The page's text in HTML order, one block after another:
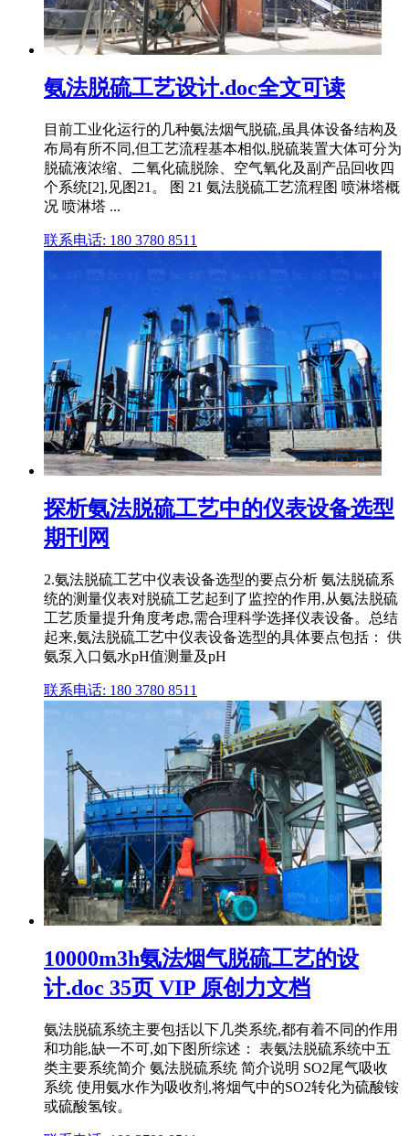
氨法脱硫工艺设计.doc全文可读
目前工业化运行的几种氨法烟气脱硫,虽具体设备结构及
布局有所不同,但工艺流程基本相似,脱硫装置大体可分为
脱硫液浓缩、二氧化硫脱除、空气氧化及副产品回收四
个系统[2],见图21。 图 21 氨法脱硫工艺流程图 喷淋塔概
况 喷淋塔 ...
联系电话: 180 3780 8511
探析氨法脱硫工艺中的仪表设备选型
期刊网
2.氨法脱硫工艺中仪表设备选型的要点分析 氨法脱硫系
统的测量仪表对脱硫工艺起到了监控的作用,从氨法脱硫
工艺质量提升角度考虑,需合理科学选择仪表设备。总结
起来,氨法脱硫工艺中仪表设备选型的具体要点包括： 供
氨泵入口氨水pH值测量及pH
联系电话: 180 3780 8511
10000m3h氨法烟气脱硫工艺的设
计.doc 35页 VIP 原创力文档
氨法脱硫系统主要包括以下几类系统,都有着不同的作用
和功能,缺一不可,如下图所综述： 表氨法脱硫系统中五
类主要系统简介 氨法脱硫系统 简介说明 SO2尾气吸收
系统 使用氨水作为吸收剂,将烟气中的SO2转化为硫酸铵
或硫酸氢铵。